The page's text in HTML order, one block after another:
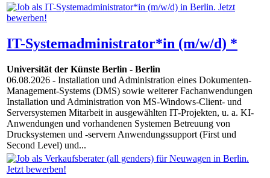
IT-Systemadministrator*in (m/w/d) *
Universität der Künste Berlin - Berlin
06.08.2026 - Installation und Administration eines Dokumenten-
Management-Systems (DMS) sowie weiterer Fachanwendungen
Installation und Administration von MS-Windows-Client- und
Serversystemen Mitarbeit in ausgewählten IT-Projekten, u. a. KI-
Anwendungen und vorhandenen Systemen Betreuung von
Drucksystemen und -servern Anwendungssupport (First und
Second Level) und...